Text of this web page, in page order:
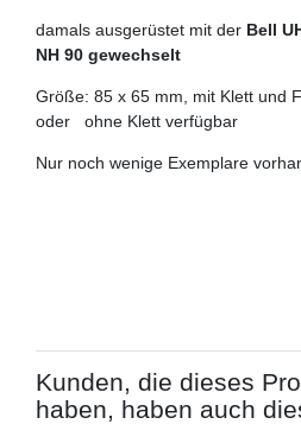
damals ausgerüstet mit der Bell
NH 90 gewechselt
Größe: 85 x 65 mm, mit Klett und
oder ohne Klett verfügbar
Nur noch wenige Exemplare
Kunden, die dieses
haben, haben auch